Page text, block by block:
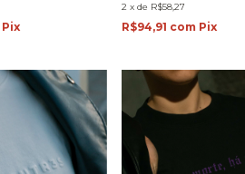
Pix
2 xde R$58,27
R$94,91 com Pix